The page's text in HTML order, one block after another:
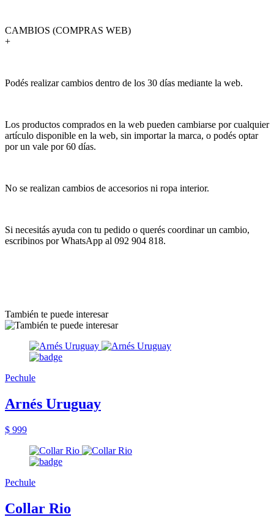
CAMBIOS (COMPRAS WEB)
+
Podés realizar cambios dentro de los 30 días mediante la web.
Los productos comprados en la web pueden cambiarse por cualquier
artículo disponible en la web, sin importar la marca, o podés optar
por un vale por 60 días.
No se realizan cambios de accesorios ni ropa interior.
Si necesitás ayuda con tu pedido o querés coordinar un cambio,
escribinos por WhatsApp al 092 904 818.
También te puede interesar
Pechule
Arnés Uruguay
$ 999
Pechule
Collar Rio